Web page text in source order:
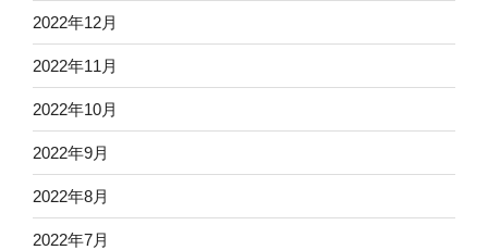
2022年12月
2022年11月
2022年10月
2022年9月
2022年8月
2022年7月